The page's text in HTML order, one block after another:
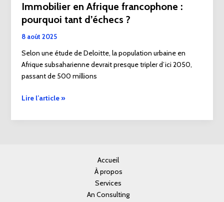
Immobilier en Afrique francophone :
pourquoi tant d’échecs ?
8 août 2025
Selon une étude de Deloitte, la population urbaine en
Afrique subsaharienne devrait presque tripler d’ici 2050,
passant de 500 millions
Lire l’article »
Accueil
À propos
Services
An Consulting